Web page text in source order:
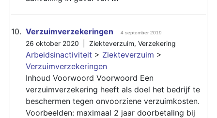
10. Verzuimverzekeringen 4 september 2019
26 oktober 2020 | Ziekteverzuim, Verzekering
Arbeidsinactiviteit > Ziekteverzuim >
Verzuimverzekeringen
Inhoud Voorwoord Voorwoord Een
verzuimverzekering heeft als doel het bedrijf te
beschermen tegen onvoorziene verzuimkosten.
Voorbeelden: maximaal 2 jaar doorbetaling bij